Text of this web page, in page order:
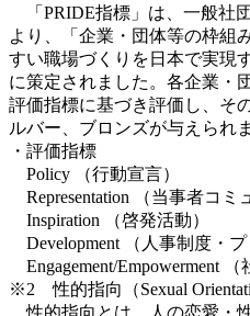
「PRIDE指標」は、一般社
より、「企業・団体等の枠組
すい職場づくりを日本で実現
に策定されました。各企業・
評価指標に基づき評価し、そ
ルバー、ブロンズが与えられま
・評価指標
Policy （行動宣言）
Representation （当事者コミ
Inspiration （啓発活動）
Development （人事制度・プ
Engagement/Empowerment （
※2 性的指向（Sexual
性的指向とは、人の恋愛・